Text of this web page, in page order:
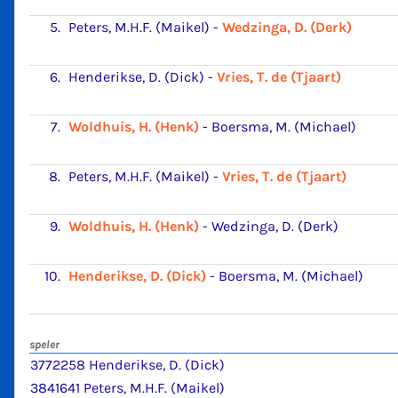
5. Peters, M.H.F. (Maikel) - Wedzinga, D. (Derk)
6. Henderikse, D. (Dick) - Vries, T. de (Tjaart)
7. Woldhuis, H. (Henk) - Boersma, M. (Michael)
8. Peters, M.H.F. (Maikel) - Vries, T. de (Tjaart)
9. Woldhuis, H. (Henk) - Wedzinga, D. (Derk)
10. Henderikse, D. (Dick) - Boersma, M. (Michael)
speler
3772258 Henderikse, D. (Dick)
3841641 Peters, M.H.F. (Maikel)